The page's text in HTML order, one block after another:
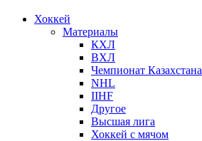
Хоккей
Материалы
КХЛ
ВХЛ
Чемпионат Казахстана
NHL
IIHF
Другое
Высшая лига
Хоккей с мячом